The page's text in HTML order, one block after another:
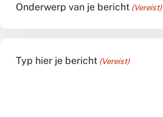
Onderwerp van je bericht (Vereist)
Typ hier je bericht (Vereist)